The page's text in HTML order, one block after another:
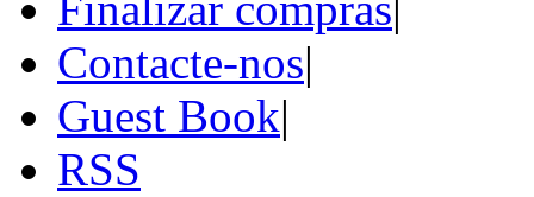
Contacte-nos|
Guest Book|
RSS